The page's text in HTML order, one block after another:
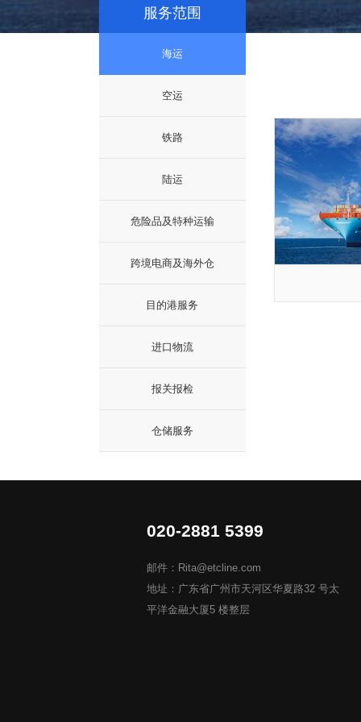
服务范围
海运
空运
铁路
陆运
危险品及特种运输
跨境电商及海外仓
目的港服务
进口物流
报关报检
仓储服务
020-2881 5399
邮件：Rita@etcline.com
地址：广东省广州市天河区华夏路32 号太
平洋金融大厦5 楼整层